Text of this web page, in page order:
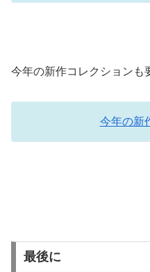
今年の新作コレクションも
今年の新
最後に